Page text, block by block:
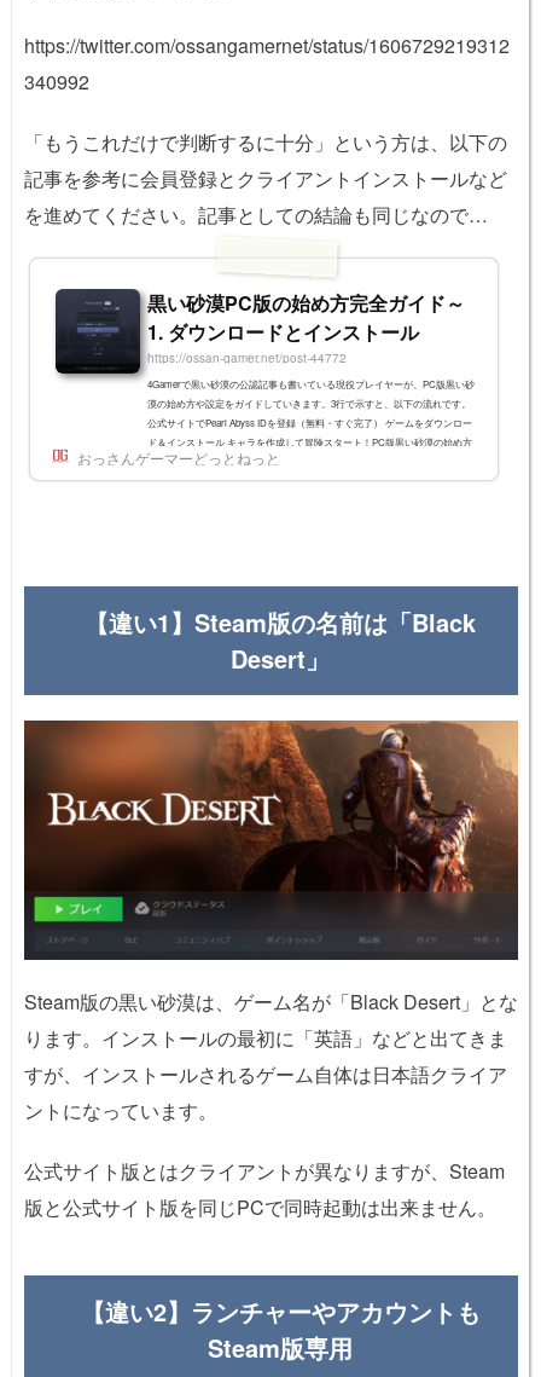
https://twitter.com/ossangamernet/status/1606729219312
340992
「もうこれだけで判断するに十分」という方は、以下の
記事を参考に会員登録とクライアントインストールなど
を進めてください。記事としての結論も同じなので…
黒い砂漠PC版の始め方完全ガイド～
1. ダウンロードとインストール
https://ossan-gamer.net/post-44772
4Gamerで黒い砂漠の公認記事も書いている現役プレイヤーが、PC版黒い砂
漠の始め方や設定をガイドしていきます。3行で示すと、以下の流れです。
公式サイトでPearl Abyss IDを登録（無料・すぐ完了） ゲームをダウンロー
ド＆インストール キャラを作成して冒険スタート！PC版黒い砂漠の始め方
PEARL ABYSS IDの作成(会員登録)始めに公式サイトからPearl Abyss IDの作
成を行います。無料です。無料で会員登録する(公式サイトへ)以下の項目を
おっさんゲーマーどっとねっと
【違い1】Steam版の名前は「Black
Desert」
Steam版の黒い砂漠は、ゲーム名が「Black Desert」とな
ります。インストールの最初に「英語」などと出てきま
すが、インストールされるゲーム自体は日本語クライア
ントになっています。
公式サイト版とはクライアントが異なりますが、Steam
版と公式サイト版を同じPCで同時起動は出来ません。
【違い2】ランチャーやアカウントも
Steam版専用